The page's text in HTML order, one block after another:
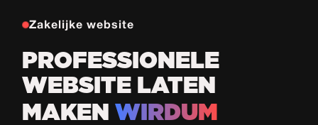
Zakelijke website
PROFESSIONELE
WEBSITE LATEN
MAKENWIRDUM